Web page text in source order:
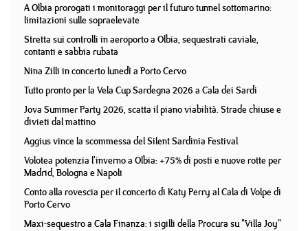
A Olbia prorogati i monitoraggi per il futuro tunnel sottomarino:
limitazioni sulle sopraelevate
Stretta sui controlli in aeroporto a Olbia, sequestrati caviale,
contanti e sabbia rubata
Nina Zilli in concerto lunedì a Porto Cervo
Tutto pronto per la Vela Cup Sardegna 2026 a Cala dei Sardi
Jova Summer Party 2026, scatta il piano viabilità. Strade chiuse e
divieti dal mattino
Aggius vince la scommessa del Silent Sardinia Festival
Volotea potenzia l'inverno a Olbia: +75% di posti e nuove rotte per
Madrid, Bologna e Napoli
Conto alla rovescia per il concerto di Katy Perry al Cala di Volpe di
Porto Cervo
Maxi-sequestro a Cala Finanza: i sigilli della Procura su "Villa Joy"